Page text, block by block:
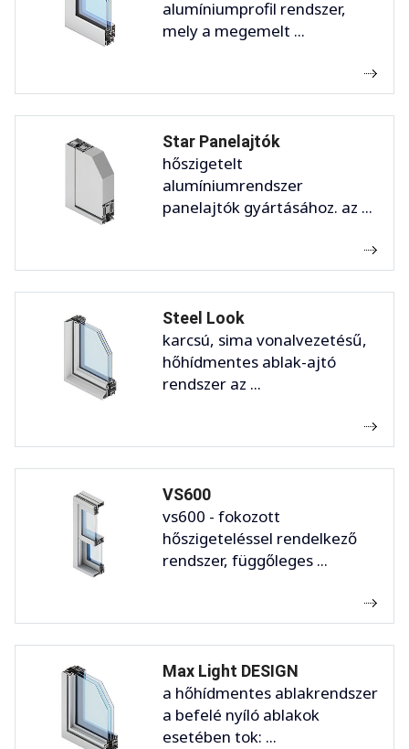
alumíniumprofil rendszer,
mely a megemelt ...
Star Panelajtók
hőszigetelt
alumíniumrendszer
panelajtók gyártásához. az ...
Steel Look
karcsú, sima vonalvezetésű,
hőhídmentes ablak-ajtó
rendszer az ...
VS600
vs600 - fokozott
hőszigeteléssel rendelkező
rendszer, függőleges ...
Max Light DESIGN
a hőhídmentes ablakrendszer
a befelé nyíló ablakok
esetében tok: ...